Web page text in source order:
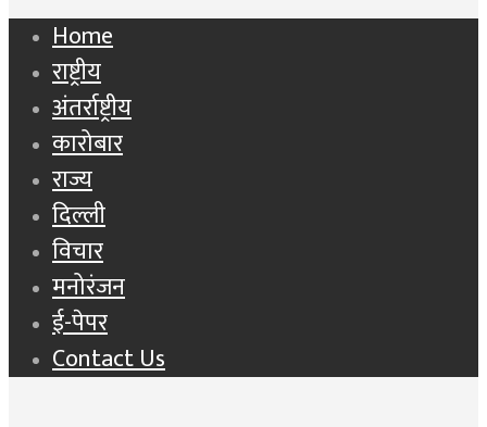
for
Home
राष्ट्रीय
अंतर्राष्ट्रीय
कारोबार
राज्य
दिल्ली
विचार
मनोरंजन
ई-पेपर
Contact Us